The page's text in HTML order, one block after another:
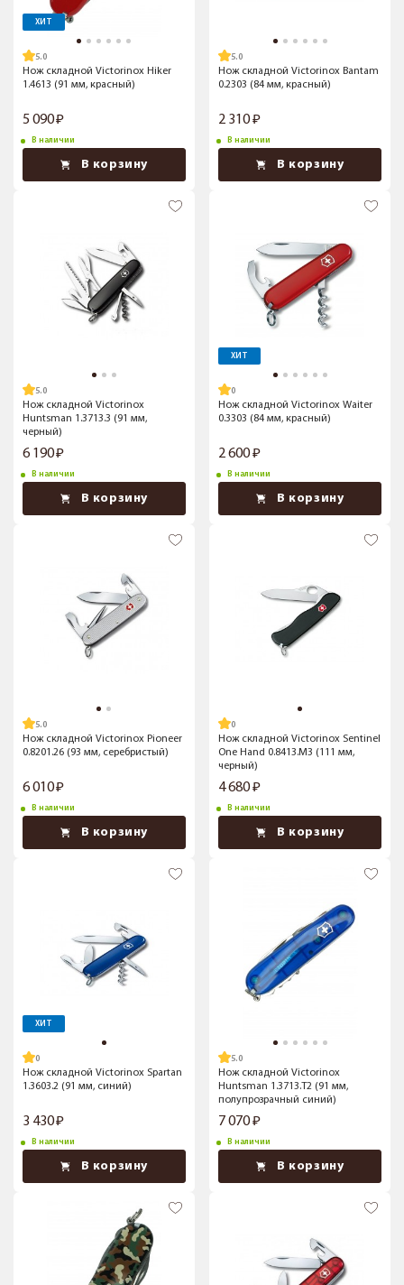
ХИТ
5.0
Нож складной Victorinox Hiker
1.4613 (91 мм, красный)
5 090
В наличии
В корзину
5.0
Нож складной Victorinox Bantam
0.2303 (84 мм, красный)
2 310
В наличии
В корзину
5.0
Нож складной Victorinox
Huntsman 1.3713.3 (91 мм,
черный)
6 190
В наличии
В корзину
ХИТ
Нож складной Victorinox Waiter
0.3303 (84 мм, красный)
2 600
В наличии
В корзину
5.0
Нож складной Victorinox Pioneer
0.8201.26 (93 мм, серебристый)
6 010
В наличии
В корзину
Нож складной Victorinox Sentinel
One Hand 0.8413.M3 (111 мм,
черный)
4 680
В наличии
В корзину
ХИТ
Нож складной Victorinox Spartan
1.3603.2 (91 мм, синий)
3 430
В наличии
В корзину
5.0
Нож складной Victorinox
Huntsman 1.3713.T2 (91 мм,
полупрозрачный синий)
7 070
В наличии
В корзину